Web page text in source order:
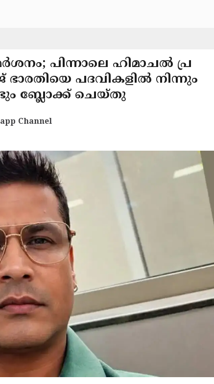
പിന്നാലെ ഹിമാചൽ പ്ര
പദവികളിൽ നിന്നും
ബ്ലോക്ക് ചെയ്തു
Channel